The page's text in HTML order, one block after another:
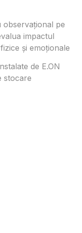
observațional pe
impactul
și emoționale
de E.ON
stocare